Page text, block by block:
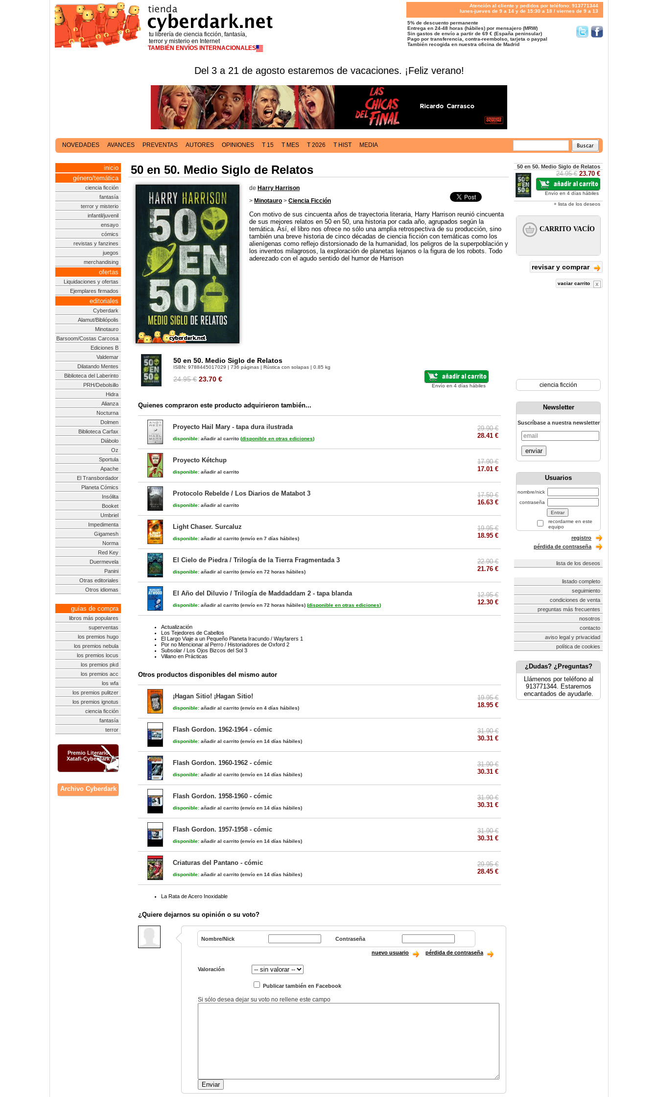
tu librería de ciencia ficción, fantasía,
terror y misterio en Internet
TAMBIÉN ENVÍOS INTERNACIONALES
Atención al cliente y pedidos por teléfono: 913771344
lunes-jueves de 9 a 14 y de 15:30 a 18 / viernes de 9 a 13
5% de descuento permanente
Entrega en 24-48 horas (hábiles) por mensajero (MRW)
Sin gastos de envío a partir de 69 € (España peninsular)
Pago por transferencia, contra-reembolso, tarjeta o paypal
También recogida en nuestra oficina de Madrid
Del 3 a 21 de agosto estaremos de vacaciones. ¡Feliz verano!
NOVEDADES AVANCES PREVENTAS AUTORES OPINIONES T 15 T MES T 2026 T HIST MEDIA
inicio
género/temática
ciencia ficción
fantasía
terror y misterio
infantil/juvenil
ensayo
cómics
revistas y fanzines
juegos
merchandising
ofertas
Liquidaciones y ofertas
Ejemplares firmados
editoriales
Cyberdark
Alamut/Bibliópolis
Minotauro
Barsoom/Costas Carcosa
Ediciones B
Valdemar
Dilatando Mentes
Biblioteca del Laberinto
PRH/Debolsillo
Hidra
Alianza
Nocturna
Dolmen
Biblioteca Carfax
Diábolo
Oz
Sportula
Apache
El Transbordador
Planeta Cómics
Insólita
Booket
Umbriel
Impedimenta
Gigamesh
Norma
Red Key
Duermevela
Panini
Otras editoriales
Otros idiomas
guías de compra
libros más populares
superventas
los premios hugo
los premios nebula
los premios locus
los premios pkd
los premios acc
los wfa
los premios pulitzer
los premios ignotus
ciencia ficción
fantasía
terror
Premio Literario
Xatafi-Cyberdark
Archivo Cyberdark
50 en 50. Medio Siglo de Relatos
de Harry Harrison
> Minotauro > Ciencia Ficción
Con motivo de sus cincuenta años de trayectoria literaria, Harry Harrison reunió cincuenta
de sus mejores relatos en 50 en 50, una historia por cada año, agrupados según la
temática. Así, el libro nos ofrece no sólo una amplia retrospectiva de su producción, sino
también una breve historia de cinco décadas de ciencia ficción con temáticas como los
alienígenas como reflejo distorsionado de la humanidad, los peligros de la superpoblación y
los inventos milagrosos, la exploración de planetas lejanos o la figura de los robots. Todo
aderezado con el agudo sentido del humor de Harrison
50 en 50. Medio Siglo de Relatos
ISBN: 9788445017029 | 736 páginas | Rústica con solapas | 0.85 kg
24.95 € 23.70 €
Envío en 4 días hábiles
Quienes compraron este producto adquirieron también...
Proyecto Hail Mary - tapa dura ilustrada
disponible: añadir al carrito (disponible en otras ediciones)
29.90 €
28.41 €
Proyecto Kétchup
disponible: añadir al carrito
17.90 €
17.01 €
Protocolo Rebelde / Los Diarios de Matabot 3
disponible: añadir al carrito
17.50 €
16.63 €
Light Chaser. Surcaluz
disponible: añadir al carrito (envío en 7 días hábiles)
19.95 €
18.95 €
El Cielo de Piedra / Trilogía de la Tierra Fragmentada 3
disponible: añadir al carrito (envío en 72 horas hábiles)
22.90 €
21.76 €
El Año del Diluvio / Trilogía de Maddaddam 2 - tapa blanda
disponible: añadir al carrito (envío en 72 horas hábiles) (disponible en otras ediciones)
12.95 €
12.30 €
Actualización
Los Tejedores de Cabellos
El Largo Viaje a un Pequeño Planeta Iracundo / Wayfarers 1
Por no Mencionar al Perro / Historiadores de Oxford 2
Subsolar / Los Ojos Bizcos del Sol 3
Villano en Prácticas
Otros productos disponibles del mismo autor
¡Hagan Sitio! ¡Hagan Sitio!
disponible: añadir al carrito (envío en 4 días hábiles)
19.95 €
18.95 €
Flash Gordon. 1962-1964 - cómic
disponible: añadir al carrito (envío en 14 días hábiles)
31.90 €
30.31 €
Flash Gordon. 1960-1962 - cómic
disponible: añadir al carrito (envío en 14 días hábiles)
31.90 €
30.31 €
Flash Gordon. 1958-1960 - cómic
disponible: añadir al carrito (envío en 14 días hábiles)
31.90 €
30.31 €
Flash Gordon. 1957-1958 - cómic
disponible: añadir al carrito (envío en 14 días hábiles)
31.90 €
30.31 €
Criaturas del Pantano - cómic
disponible: añadir al carrito (envío en 14 días hábiles)
29.95 €
28.45 €
La Rata de Acero Inoxidable
¿Quiere dejarnos su opinión o su voto?
Nombre/Nick Contraseña
nuevo usuario pérdida de contraseña
Valoración
Publicar también en Facebook
Si sólo desea dejar su voto no rellene este campo
50 en 50. Medio Siglo de Relatos
24.95 € 23.70 €
Envío en 4 días hábiles
+ lista de los deseos
revisar y comprar
vaciar carrito
ciencia ficción
Newsletter
Suscríbase a nuestra newsletter
enviar
Usuarios
nombre/nick
contraseña
recordarme en este
equipo
registro
pérdida de contraseña
lista de los deseos
listado completo
seguimiento
condiciones de venta
preguntas más frecuentes
nosotros
contacto
aviso legal y privacidad
política de cookies
¿Dudas? ¿Preguntas?
Llámenos por teléfono al
913771344. Estaremos
encantados de ayudarle.